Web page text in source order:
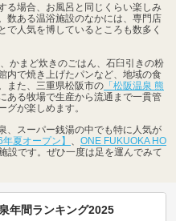
る場合、お風呂と同じくらい楽しみ
数ある温浴施設のなかには、専門店
で人気を博しているところも数多く
かまど炊きのごはん、石臼引きの粉
内で焼き上げたパンなど、地域の食
また、三重県松阪市の 「松阪温泉 熊
ある牧場で生産から流通まで一貫管
が楽しめます。
、スーパー銭湯の中でも特に人気が
夏オープン】
ONE FUKUOKA HO
設です。ぜひ一度は足を運んでみて
年間ランキング2025